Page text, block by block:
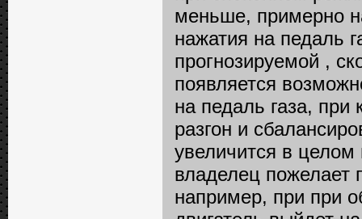
меньше, примерно
нажатия на педаль
прогнозируемой ,
появляется
на педаль газа,
разгон и
увеличится в
владелец пожелает
например, при при